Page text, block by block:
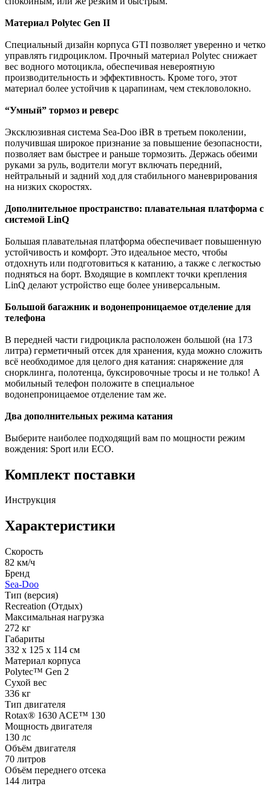
Материал Polytec Gen II
Специальный дизайн корпуса GTI позволяет уверенно и четко
управлять гидроциклом. Прочный материал Polytec снижает
вес водного мотоцикла, обеспечивая невероятную
производительность и эффективность. Кроме того, этот
материал более устойчив к царапинам, чем стекловолокно.
“Умный” тормоз и реверс
Эксклюзивная система Sea-Doo iBR в третьем поколении,
получившая широкое признание за повышение безопасности,
позволяет вам быстрее и раньше тормозить. Держась обеими
руками за руль, водители могут включать передний,
нейтральный и задний ход для стабильного маневрирования
на низких скоростях.
Дополнительное пространство: плавательная платформа с
системой LinQ
Большая плавательная платформа обеспечивает повышенную
устойчивость и комфорт. Это идеальное место, чтобы
отдохнуть или подготовиться к катанию, а также с легкостью
подняться на борт. Входящие в комплект точки крепления
LinQ делают устройство еще более универсальным.
Большой багажник и водонепроницаемое отделение для
телефона
В передней части гидроцикла расположен большой (на 173
литра) герметичный отсек для хранения, куда можно сложить
всё необходимое для целого дня катания: снаряжение для
снорклинга, полотенца, буксировочные тросы и не только! А
мобильный телефон положите в специальное
водонепроницаемое отделение там же.
Два дополнительных режима катания
Выберите наиболее подходящий вам по мощности режим
вождения: Sport или ECO.
Комплект поставки
Инструкция
Характеристики
Скорость
82 км/ч
Бренд
Sea-Doo
Тип (версия)
Recreation (Отдых)
Максимальная нагрузка
272 кг
Габариты
332 х 125 х 114 см
Материал корпуса
Polytec™ Gen 2
Сухой вес
336 кг
Тип двигателя
Rotax® 1630 ACE™ 130
Мощность двигателя
130 лс
Объём двигателя
70 литров
Объём переднего отсека
144 литра